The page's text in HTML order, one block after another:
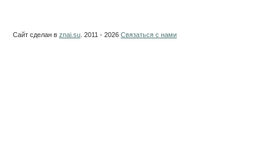
Сайт сделан в znai.su . 2011 - 2026 Связаться с нами